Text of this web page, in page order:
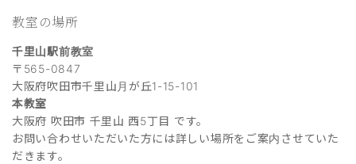
教室の場所
千里山駅前教室
〒565-0847
大阪府吹田市千里山月が丘1-15-101
本教室
大阪府 吹田市 千里山 西5丁目 です。
お問い合わせいただいた方には詳しい場所をご案内させていた
だきます。